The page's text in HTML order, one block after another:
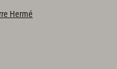
Hermé